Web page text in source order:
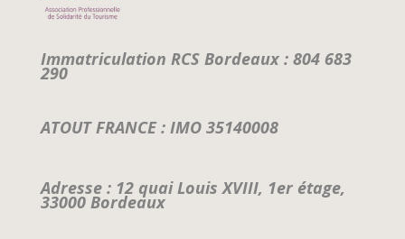
Immatriculation RCS Bordeaux : 804 683
290
ATOUT FRANCE : IMO 35140008
Adresse : 12 quai Louis XVIII, 1er étage,
33000 Bordeaux